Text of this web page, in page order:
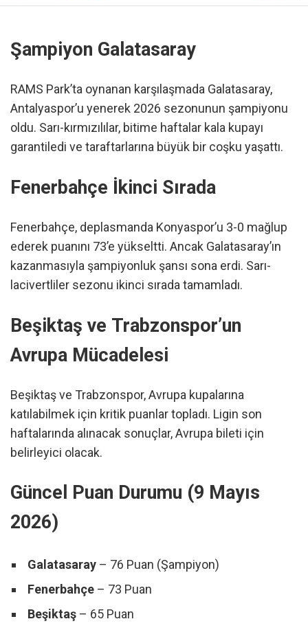
Şampiyon Galatasaray
RAMS Park’ta oynanan karşılaşmada Galatasaray,
Antalyaspor’u yenerek 2026 sezonunun şampiyonu
oldu. Sarı-kırmızılılar, bitime haftalar kala kupayı
garantiledi ve taraftarlarına büyük bir coşku yaşattı.
Fenerbahçe İkinci Sırada
Fenerbahçe, deplasmanda Konyaspor’u 3-0 mağlup
ederek puanını 73’e yükseltti. Ancak Galatasaray’ın
kazanmasıyla şampiyonluk şansı sona erdi. Sarı-
lacivertliler sezonu ikinci sırada tamamladı.
Beşiktaş ve Trabzonspor’un
Avrupa Mücadelesi
Beşiktaş ve Trabzonspor, Avrupa kupalarına
katılabilmek için kritik puanlar topladı. Ligin son
haftalarında alınacak sonuçlar, Avrupa bileti için
belirleyici olacak.
Güncel Puan Durumu (9 Mayıs
2026)
Galatasaray – 76 Puan (Şampiyon)
Fenerbahçe – 73 Puan
Beşiktaş – 65 Puan